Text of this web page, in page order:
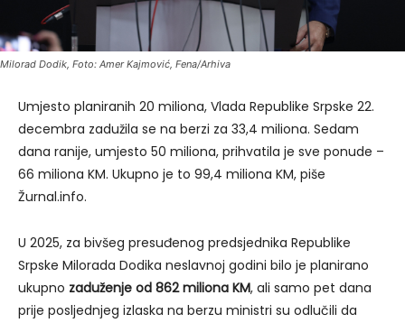
Milorad Dodik, Foto: Amer Kajmović, Fena/Arhiva
Umjesto planiranih 20 miliona, Vlada Republike Srpske 22.
decembra zadužila se na berzi za 33,4 miliona. Sedam
dana ranije, umjesto 50 miliona, prihvatila je sve ponude –
66 miliona KM. Ukupno je to 99,4 miliona KM, piše
Žurnal.info.
U 2025, za bivšeg presuđenog predsjednika Republike
Srpske Milorada Dodika neslavnoj godini bilo je planirano
ukupno zaduženje od 862 miliona KM, ali samo pet dana
prije posljednjeg izlaska na berzu ministri su odlučili da